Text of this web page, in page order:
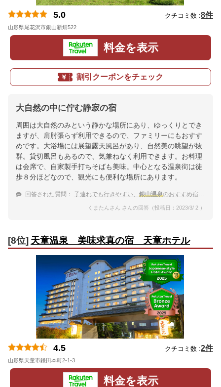
5.0 クチコミ数 :8件
山形県尾花沢市銀山新畑522
料金を表示
割引クーポンをチェック
大自然の中に佇む静寂の宿
周囲は大自然のみという静かな場所にあり、ゆっくりとでき
ますが、肩肘張らず利用できるので、ファミリーにもおすす
めです。大浴場には展望露天風呂があり、自然美の眺望が抜
群。貸切風呂もあるので、気兼ねなく利用できます。お料理
は会席で、自家製手打ちそばも美味。中心となる温泉街は徒
歩８分ほどなので、観光にも便利な場所にあります。
回答された質問： 子連れでも行きやすい、 銀山温泉のおすすめ宿を教えてください。
くまたんさん さんの回答（投稿日：2023/3/ 2 ）
[8位] 天童温泉 美味求真の宿 天童ホテル
4.5 クチコミ数 :2件
山形県天童市鎌田本町2-1-3
料金を表示